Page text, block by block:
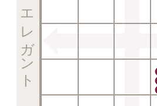
エレガント